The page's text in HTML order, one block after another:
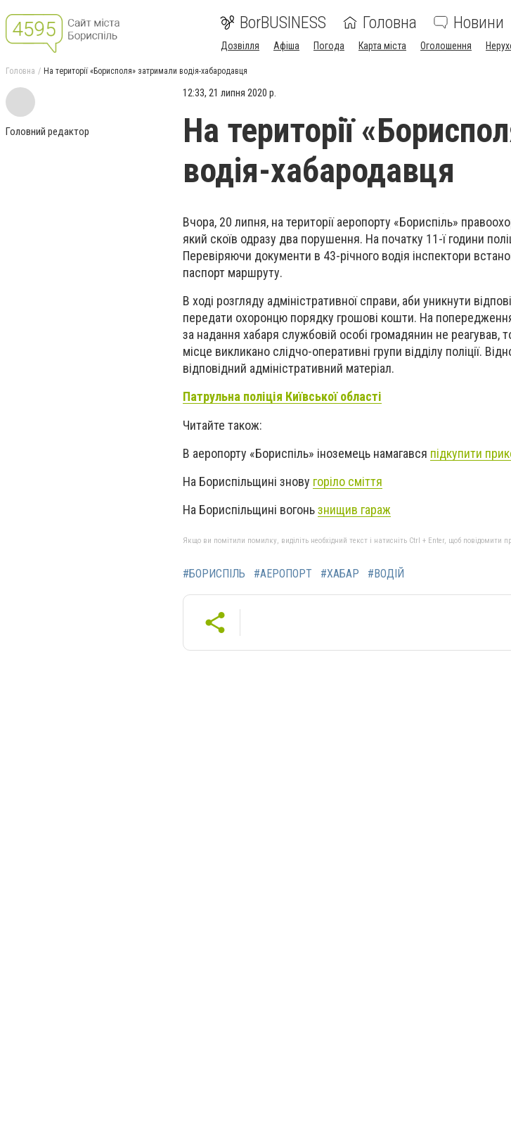
BorBUSINESS Головна Новини
Дозвілля Афіша Погода Карта міста Оголошення
Головна На території «Борисполя» затримали водія-хабародавця
Головний редактор
12:33, 21 липня 2020 р.
На території
водія-хабародавця
Вчора, 20 липня, на території аеропорту «Бориспіль»
який скоїв одразу два порушення. На початку 11-ї години
Перевіряючи документи в 43-річного водія інспектори
паспорт маршруту.
В ході розгляду адміністративної справи, аби уникнути
передати охоронцю порядку грошові кошти. На попередження
за надання хабаря службовій особі громадянин не реагував,
місце викликано слідчо-оперативні групи відділу поліції.
відповідний адміністративний матеріал.
Патрульна поліція Київської області
Читайте також:
В аеропорту «Бориспіль» іноземець намагався підкупити
На Бориспільщині знову горіло сміття
На Бориспільщині вогоньзнищив гараж
Якщо ви помітили помилку, виділіть необхідний текст і натисніть Ctrl + Enter, щоб повідомити
#БОРИСПІЛЬ #АЕРОПОРТ #ХАБАР #ВОДІЙ